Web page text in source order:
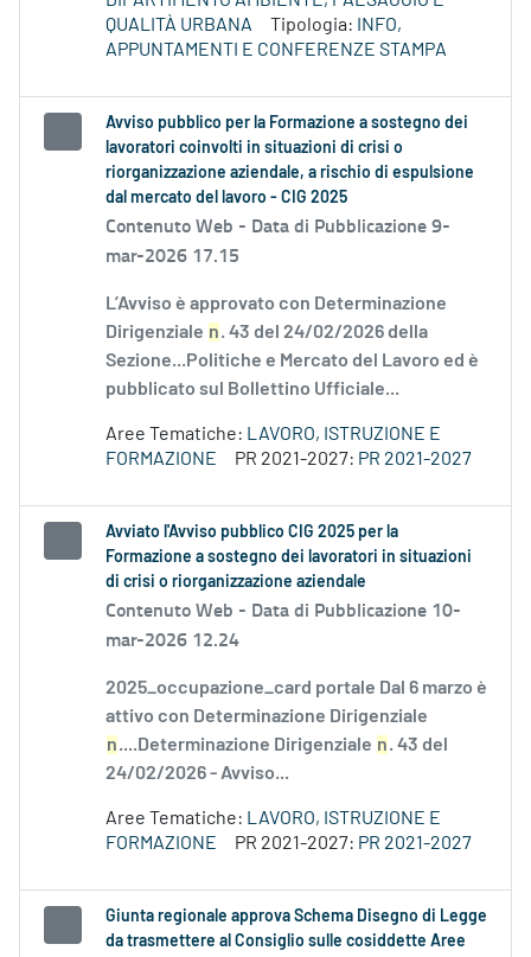
QUALITÀ URBANA
Tipologia:
INFO,
APPUNTAMENTI E CONFERENZE STAMPA
Avviso pubblico per la Formazione a sostegno dei
lavoratori coinvolti in situazioni di crisi o
riorganizzazione aziendale, a rischio di espulsione
dal mercato del lavoro - CIG 2025
Contenuto Web - Data di Pubblicazione 9-
mar-2026 17.15
L’Avviso è approvato con Determinazione
Dirigenziale n. 43 del 24/02/2026 della
Sezione...Politiche e Mercato del Lavoro ed è
pubblicato sul Bollettino Ufficiale...
Aree Tematiche: LAVORO, ISTRUZIONE E
FORMAZIONE
PR 2021-2027: PR 2021-2027
Avviato l'Avviso pubblico CIG 2025 per la
Formazione a sostegno dei lavoratori in situazioni
di crisi o riorganizzazione aziendale
Contenuto Web - Data di Pubblicazione 10-
mar-2026 12.24
2025_occupazione_card portale Dal 6 marzo è
attivo con Determinazione Dirigenziale
n....Determinazione Dirigenziale n. 43 del
24/02/2026 - Avviso...
Aree Tematiche: LAVORO, ISTRUZIONE E
FORMAZIONE
PR 2021-2027: PR 2021-2027
Giunta regionale approva Schema Disegno di Legge
da trasmettere al Consiglio sulle cosiddette Aree